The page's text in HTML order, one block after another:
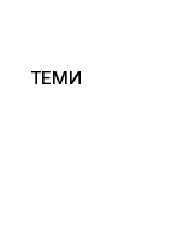
ТЕМИ